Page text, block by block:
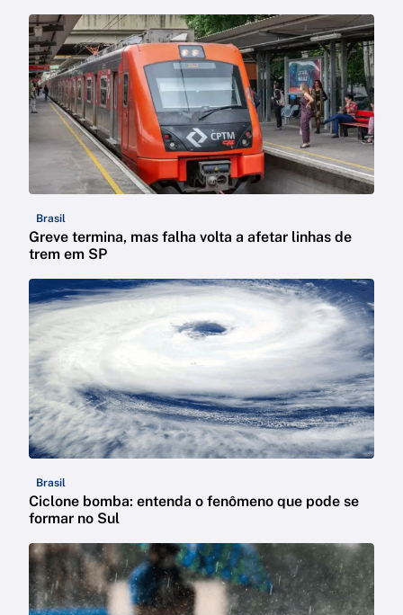
Brasil
Greve termina, mas falha volta a afetar linhas de
trem em SP
Brasil
Ciclone bomba: entenda o fenômeno que pode se
formar no Sul